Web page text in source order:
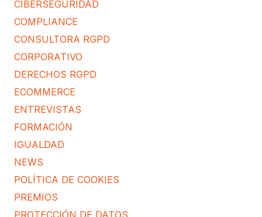
CIBERSEGURIDAD
COMPLIANCE
CONSULTORA RGPD
CORPORATIVO
DERECHOS RGPD
ECOMMERCE
ENTREVISTAS
FORMACIÓN
IGUALDAD
NEWS
POLÍTICA DE COOKIES
PREMIOS
PROTECCIÓN DE DATOS